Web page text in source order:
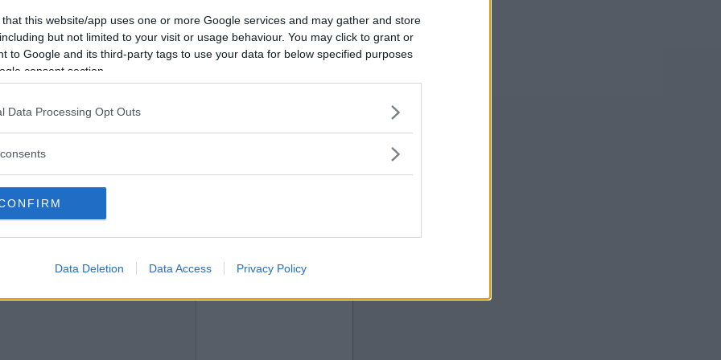
that this website/app uses one or more Google services and may gather and store
but not limited to your visit or usage behaviour. You may click to grant or
to Google and its third-party tags to use your data for below specified purposes
consent section.
Data Processing Opt Outs
Data Deletion Data Access Privacy Policy
2017-02-05 17:19
Vill du bli
medlem?